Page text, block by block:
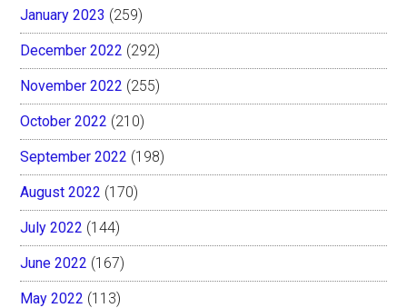
January 2023 (259)
December 2022 (292)
November 2022 (255)
October 2022 (210)
September 2022 (198)
August 2022 (170)
July 2022 (144)
June 2022 (167)
May 2022 (113)